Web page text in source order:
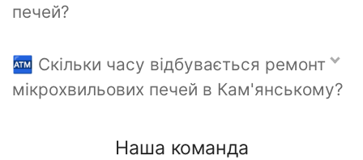
печей?
🏧 Скільки часу відбувається ремонт
мікрохвильових печей в Кам'янському?
Наша команда